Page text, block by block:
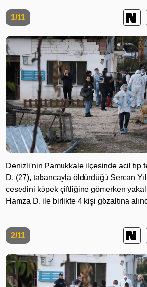
1/11
Denizli'nin Pamukkale ilçesinde acil tıp
D. (27), tabancayla öldürdüğü Sercan
cesedini köpek çiftliğine gömerken
Hamza D. ile birlikte 4 kişi gözaltına
2/11